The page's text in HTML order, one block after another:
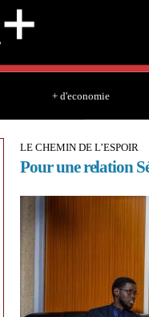
+ d'economie
LE CHEMIN DE L’ESPOIR
Pour une relation